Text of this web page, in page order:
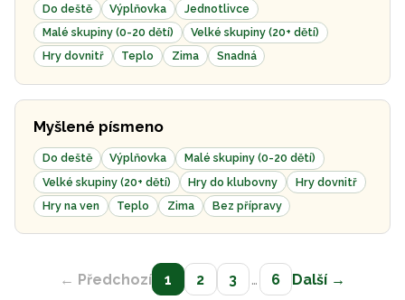
Do deště Výplňovka
Jednotlivce
Malé skupiny (0-20 dětí)
Velké skupiny (20+ dětí)
Hry dovnitř
Teplo Zima Snadná
Myšlené písmeno
Do deště Výplňovka
Malé skupiny (0-20 dětí)
Velké skupiny (20+ dětí)
Hry do klubovny
Hry dovnitř
Hry na ven
Teplo Zima Bez přípravy
← Předchozí 1 2 3 … 6 Další →